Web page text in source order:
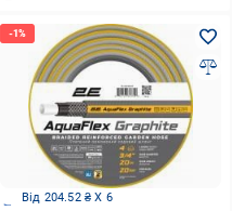
Від 204.52 ₴ X 6